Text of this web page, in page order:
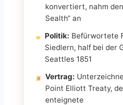
konvertiert, nahm
Sealth“ an
Politik: Befürwortete
Siedlern, half bei der
Seattles 1851
Vertrag:
Point Elliott Treaty,
enteignete